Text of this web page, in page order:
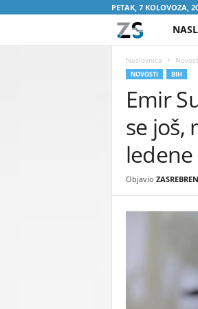
PETAK, 7 KOLOVOZA,
A
S
E
B
R
Naslovnica
NOVOSTI BIH
Emir
se još,
ledene
Objavio